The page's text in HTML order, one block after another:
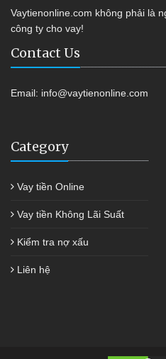
Vaytienonline.com không phải là
công ty cho vay!
Contact Us
Email: info@vaytienonline.com
Category
Vay tiền Online
Vay tiền Không Lãi Suất
Kiểm tra nợ xấu
Liên hệ